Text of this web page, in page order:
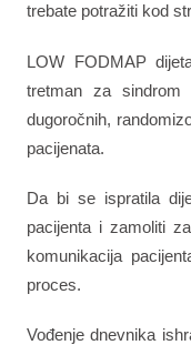
trebate potražiti kod
LOW FODMAP
tretman za sindrom
dugoročnih,
pacijenata.
Da bi se ispratila
pacijenta i zamoliti
komunikacija
proces.
Vođenje dnevnika